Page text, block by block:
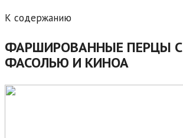
К содержанию
ФАРШИРОВАННЫЕ ПЕРЦЫ С
ФАСОЛЬЮ И КИНОА